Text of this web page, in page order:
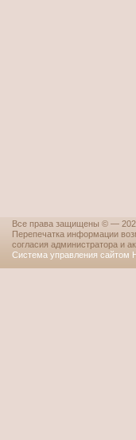
Все права защищены © —
Перепечатка информации
согласия администратора и
Система управления сайтом